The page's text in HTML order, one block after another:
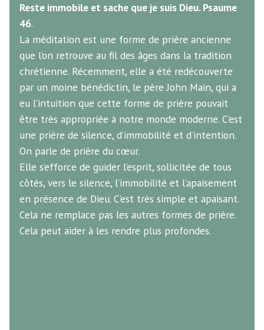
Reste immobile et sache que je suis Dieu. Psaume
46.
La méditation est une forme de prière ancienne
que l’on retrouve au fil des âges dans la tradition
chrétienne. Récemment, elle a été redécouverte
par un moine bénédictin, le père John Main, qui a
eu l’intuition que cette forme de prière pouvait
être très appropriée à notre monde moderne. C’est
une prière de silence, d’immobilité et d’intention.
On parle de prière du cœur.
Elle s’efforce de guider l’esprit, sollicitée de tous
côtés, vers le silence, l’immobilité et l’apaisement
en présence de Dieu. C’est très simple et apaisant.
Cela ne remplace pas les autres formes de prière.
Cela peut aider à les rendre plus profondes.